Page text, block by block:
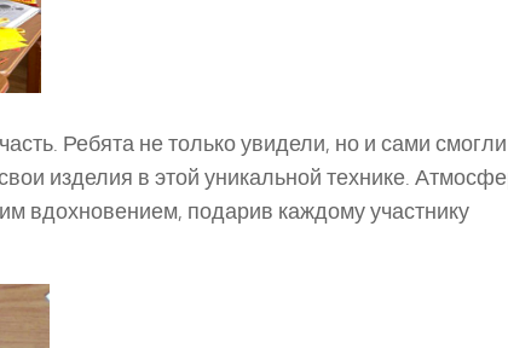
Ребята не только увидели, но и сами смогли
изделия в этой уникальной технике.
вдохновением, подарив каждому участнику